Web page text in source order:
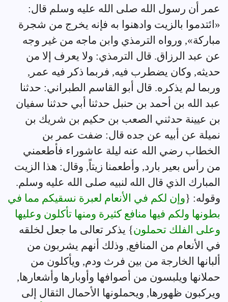
عمر أن رسول الله صلى الله عليه وسلم قال:
«ائتدموا بالزيت وادهنوا به فإنه يخرج من شجرة
مباركة», ورواه الترمذي وابن ماجه من غير وجه
عن عبد الرزاق. قال الترمذي: ولا يعرف إلا من
حديثه, وكان يضطرب فيه, فربما ذكر فيه عمر,
وربما لم يذكره. قال أبو القاسم الطبراني: حدثنا
عبد الله بن أحمد بن حنبل حدثنا أبي حدثنا سفيان
بن عيينة حدثني الصعب بن حكيم بن شريك بن
نميلة عن أبيه عن جده قال: ضفت عمر بن
الخطاب رضي الله عنه ليلة عاشوراء فأطعمني
من رأس بعير بارد, وأطعمنا زيتاً, وقال: هذا الزيت
المبارك الذي قال الله لنبيه صلى الله عليه وسلم.
وقوله: {وإن لكم في الأنعام لعبرة نسقيكم مما في
بطونها ولكم فيها منافع كثيرة ومنها تأكلون وعليها
وعلى الفلك تحملون} يذكر تعالى ما جعل لخلقه
في الأنعام من المنافع, وذلك أنهم يشربون من
ألبانها الخارجة من بين فرث ودم, ويأكلون من
حملانها ويلبسون من أصوافها وأوبارها وأشعارها,
ويركبون ظهورها, ويحملونها الأحمال الثقال إلى